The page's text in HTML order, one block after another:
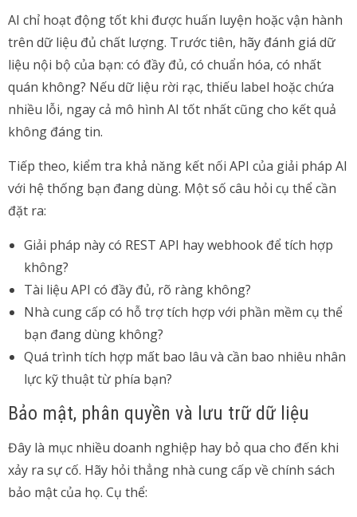
AI chỉ hoạt động tốt khi được huấn luyện hoặc vận hành
trên dữ liệu đủ chất lượng. Trước tiên, hãy đánh giá dữ
liệu nội bộ của bạn: có đầy đủ, có chuẩn hóa, có nhất
quán không? Nếu dữ liệu rời rạc, thiếu label hoặc chứa
nhiều lỗi, ngay cả mô hình AI tốt nhất cũng cho kết quả
không đáng tin.
Tiếp theo, kiểm tra khả năng kết nối API của giải pháp AI
với hệ thống bạn đang dùng. Một số câu hỏi cụ thể cần
đặt ra:
Giải pháp này có REST API hay webhook để tích hợp
không?
Tài liệu API có đầy đủ, rõ ràng không?
Nhà cung cấp có hỗ trợ tích hợp với phần mềm cụ thể
bạn đang dùng không?
Quá trình tích hợp mất bao lâu và cần bao nhiêu nhân
lực kỹ thuật từ phía bạn?
Bảo mật, phân quyền và lưu trữ dữ liệu
Đây là mục nhiều doanh nghiệp hay bỏ qua cho đến khi
xảy ra sự cố. Hãy hỏi thẳng nhà cung cấp về chính sách
bảo mật của họ. Cụ thể: